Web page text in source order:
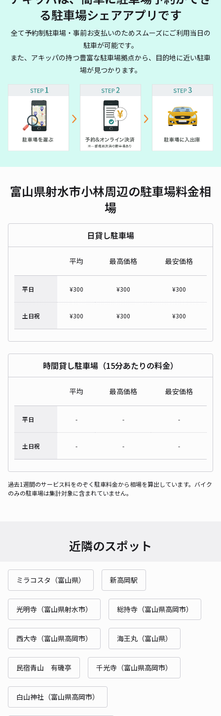
る駐車場シェアアプリです
全て予約制駐車場・事前お支払いのためスムーズにご利用当日の
駐車が可能です。
また、アキッパの持つ豊富な駐車場拠点から、目的地に近い駐車
場が見つかります。
富山県射水市小林周辺の駐車場料金相
場
日貸し駐車場
平均 最高価格 最安価格
平日 ¥300 ¥300 ¥300
土日祝 ¥300 ¥300 ¥300
時間貸し駐車場（15分あたりの料金）
平均 最高価格 最安価格
平日 - - -
土日祝 - - -
過去1週間のサービス料をのぞく駐車料金から相場を算出しています。バイク
のみの駐車場は集計対象に含まれていません。
近隣のスポット
ミラコスタ（富山県） 新高岡駅
光明寺（富山県射水市） 総持寺（富山県高岡市）
西大寺（富山県高岡市） 海王丸（富山県）
民宿青山 有磯亭 千光寺（富山県高岡市）
白山神社（富山県高岡市）